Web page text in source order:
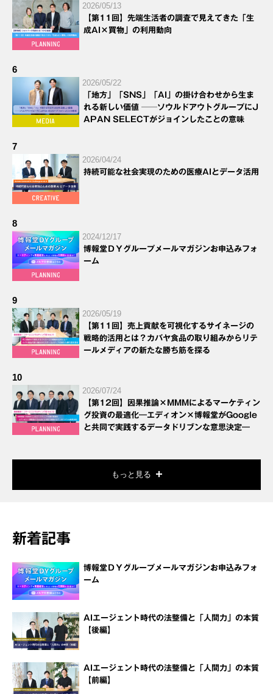
2026/05/13
【第11回】先端生活者の調査で見えてきた「生
成AI×買物」の利用動向
6
2026/05/22
「地方」「SNS」「AI」の掛け合わせから生ま
れる新しい価値 ──ソウルドアウトグループにJ
APAN SELECTがジョインしたことの意味
7
2026/04/24
持続可能な社会実現のための医療AIとデータ活用
8
2024/12/17
博報堂ＤＹグループメールマガジンお申込みフォ
ーム
9
2026/05/19
【第11回】売上貢献を可視化するサイネージの
戦略的活用とは？カバヤ食品の取り組みからリテ
ールメディアの新たな勝ち筋を探る
10
2026/07/24
【第12回】因果推論×MMMによるマーケティン
グ投資の最適化―エディオン×博報堂がGoogle
と共同で実践するデータドリブンな意思決定―
もっと見る
新着記事
博報堂ＤＹグループメールマガジンお申込みフォ
ーム
AIエージェント時代の法整備と「人間力」の本質
【後編】
AIエージェント時代の法整備と「人間力」の本質
【前編】